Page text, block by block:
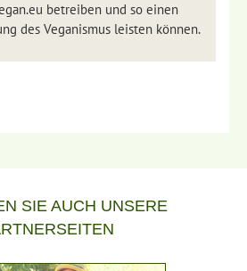
betreiben und so einen
des Veganismus leisten können.
SIE AUCH UNSERE